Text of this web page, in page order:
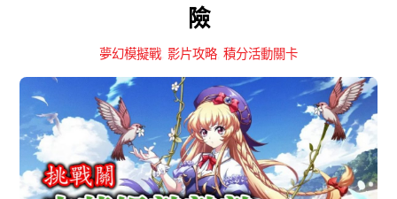
險
夢幻模擬戰 影片攻略 積分活動關卡